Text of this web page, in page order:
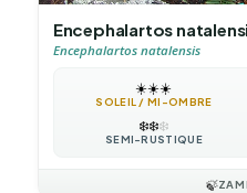
Encephalartos
Encephalartos natalensis
☀️☀️☀️
SOLEIL / MI-OMBRE
❄️❄️❄️
SEMI-RUSTIQUE
🍃